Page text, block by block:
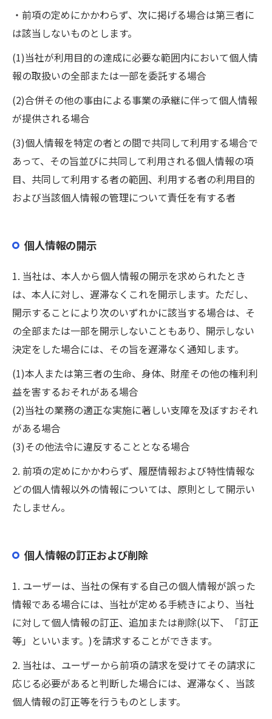
・前項の定めにかかわらず、次に掲げる場合は第三者に
は該当しないものとします。
(1)当社が利用目的の達成に必要な範囲内において個人情
報の取扱いの全部または一部を委託する場合
(2)合併その他の事由による事業の承継に伴って個人情報
が提供される場合
(3)個人情報を特定の者との間で共同して利用する場合で
あって、その旨並びに共同して利用される個人情報の項
目、共同して利用する者の範囲、利用する者の利用目的
および当該個人情報の管理について責任を有する者
個人情報の開示
1. 当社は、本人から個人情報の開示を求められたとき
は、本人に対し、遅滞なくこれを開示します。ただし、
開示することにより次のいずれかに該当する場合は、そ
の全部または一部を開示しないこともあり、開示しない
決定をした場合には、その旨を遅滞なく通知します。
(1)本人または第三者の生命、身体、財産その他の権利利
益を害するおそれがある場合
(2)当社の業務の適正な実施に著しい支障を及ぼすおそれ
がある場合
(3)その他法令に違反することとなる場合
2. 前項の定めにかかわらず、履歴情報および特性情報な
どの個人情報以外の情報については、原則として開示い
たしません。
個人情報の訂正および削除
1. ユーザーは、当社の保有する自己の個人情報が誤った
情報である場合には、当社が定める手続きにより、当社
に対して個人情報の訂正、追加または削除(以下、「訂正
等」といいます。)を請求することができます。
2. 当社は、ユーザーから前項の請求を受けてその請求に
応じる必要があると判断した場合には、遅滞なく、当該
個人情報の訂正等を行うものとします。